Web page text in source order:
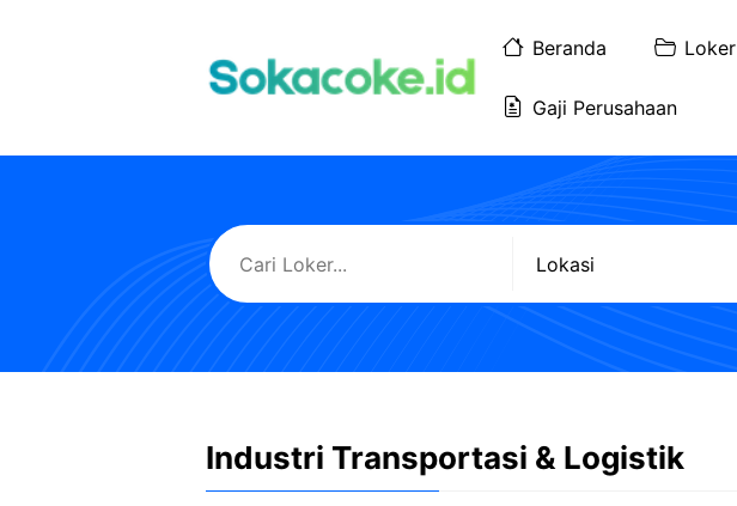
Beranda Loker
Gaji Perusahaan
Industri Transportasi & Logistik